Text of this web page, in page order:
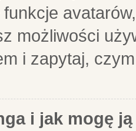
funkcje
możliwości
i zapytaj,
i jak mogę